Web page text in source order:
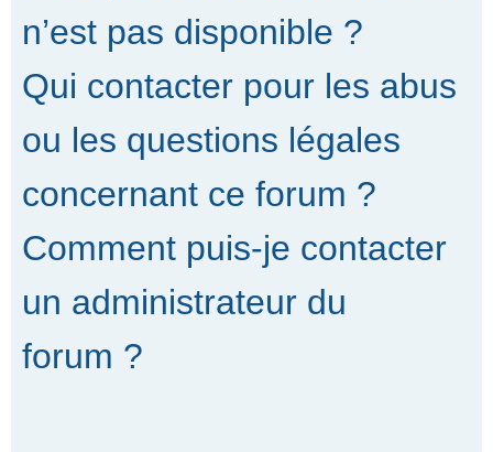
n’est pas disponible ?
Qui contacter pour les abus
ou les questions légales
concernant ce forum ?
Comment puis-je contacter
un administrateur du
forum ?